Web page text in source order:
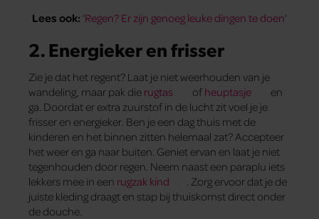
Lees ook: ‘Regen? Er zijn genoeg leuke dingen te doen‘
2. Energieker en frisser
Zie je dat het regent? Laat je niet weerhouden van je
wandeling, maar pak die rugtas of heuptasje
en
ga. Doordat er extra zuurstof in de lucht zit voel je je
frisser en energieker. Ben je een dag thuis met de
kinderen en het binnen zitten helemaal zat? Accepteer
het weer en ga naar buiten. Geniet ervan en laat je niet
tegenhouden door regen. Neem naast een paraplu iets
lekkers mee in een rugzak kind
. Zorg ervoor dat je de
juiste kleding draagt en stap bij thuiskomst direct onder
de douche.